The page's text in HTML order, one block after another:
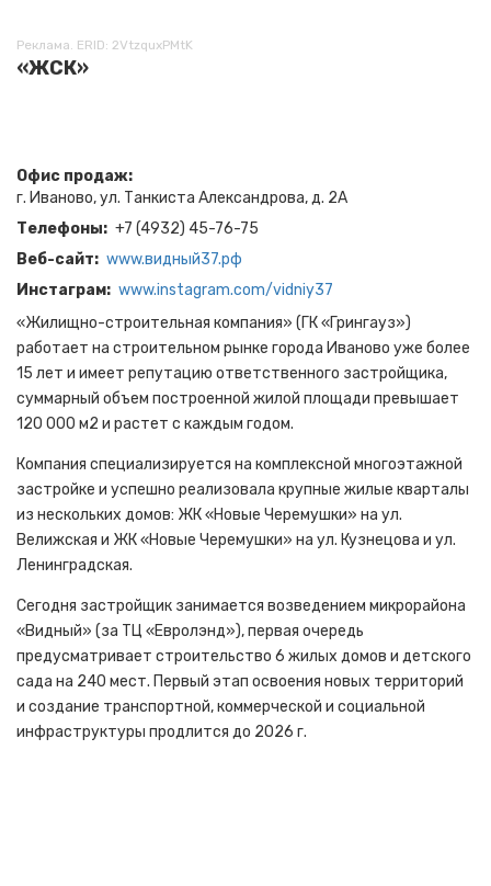
Реклама. ERID: 2VtzquxPMtK
«ЖСК»
Офис продаж
г. Иваново, ул. Танкиста Александрова, д. 2А
Телефоны
+7 (4932) 45-76-75
Веб-сайт
www.видный37.рф
Инстаграм
www.instagram.com/vidniy37
«Жилищно-строительная компания» (ГК «Грингауз»)
работает на строительном рынке города Иваново уже более
15 лет и имеет репутацию ответственного застройщика,
суммарный объем построенной жилой площади превышает
120 000 м2 и растет с каждым годом.
Компания специализируется на комплексной многоэтажной
застройке и успешно реализовала крупные жилые кварталы
из нескольких домов: ЖК «Новые Черемушки» на ул.
Велижская и ЖК «Новые Черемушки» на ул. Кузнецова и ул.
Ленинградская.
Сегодня застройщик занимается возведением микрорайона
«Видный» (за ТЦ «Евролэнд»), первая очередь
предусматривает строительство 6 жилых домов и детского
сада на 240 мест. Первый этап освоения новых территорий
и создание транспортной, коммерческой и социальной
инфраструктуры продлится до 2026 г.